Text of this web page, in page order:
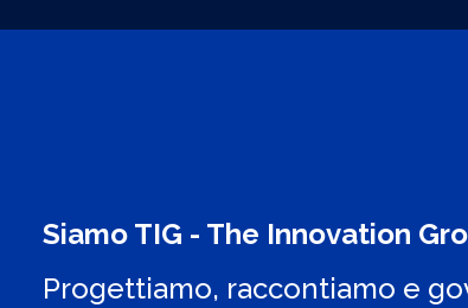
Siamo TIG - The Innovation
Progettiamo, raccontiamo e